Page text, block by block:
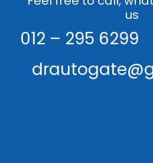
us
012 – 295 6299